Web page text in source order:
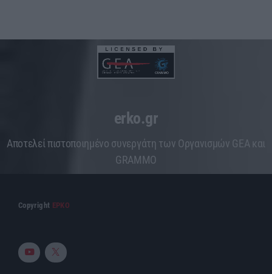
erko.gr
Aποτελεί πιστοποιημένο συνεργάτη των Οργανισμών GEA και
GRAMMO
Copyright ΕΡΚΟ